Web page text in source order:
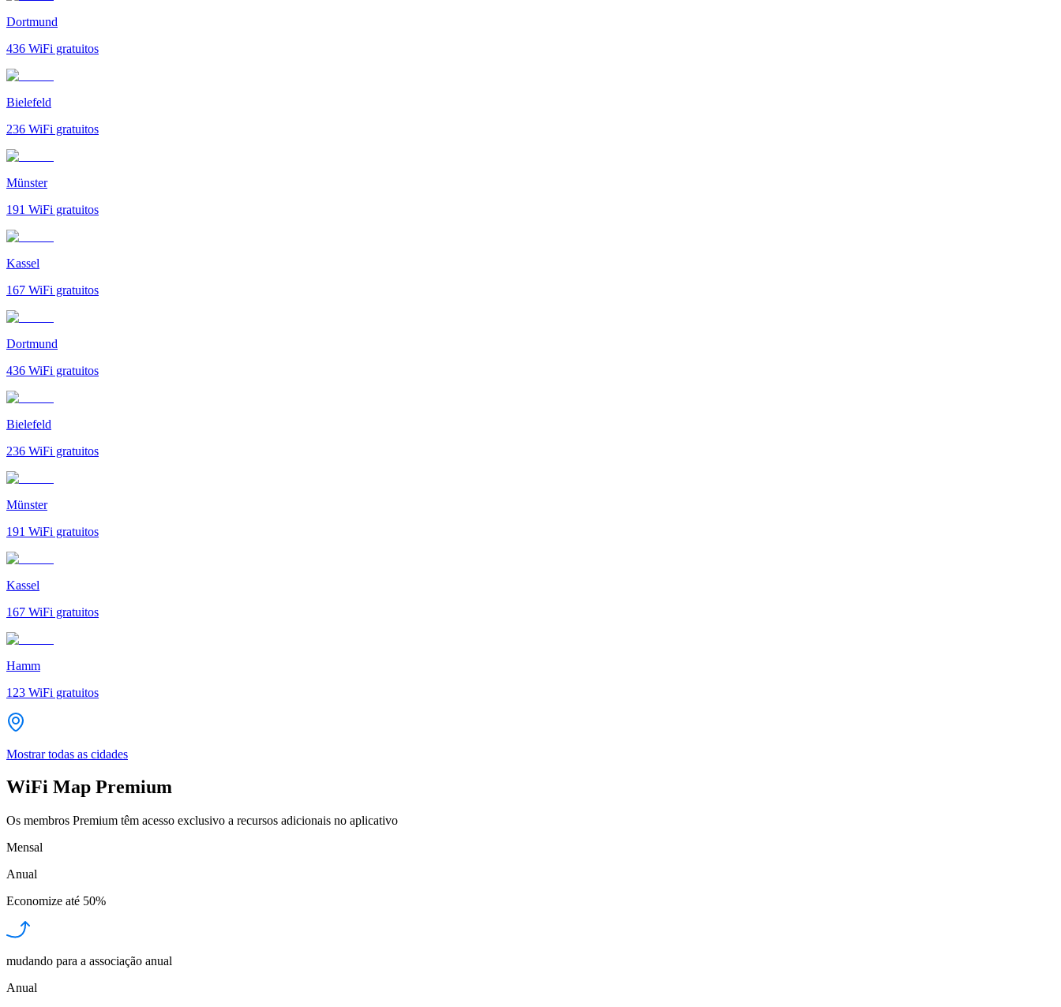
Dortmund
436 WiFi gratuitos
Bielefeld
236 WiFi gratuitos
Münster
191 WiFi gratuitos
Kassel
167 WiFi gratuitos
Dortmund
436 WiFi gratuitos
Bielefeld
236 WiFi gratuitos
Münster
191 WiFi gratuitos
Kassel
167 WiFi gratuitos
Hamm
123 WiFi gratuitos
Mostrar todas as cidades
WiFi Map Premium
Os membros Premium têm acesso exclusivo a recursos adicionais no aplicativo
Mensal
Anual
Economize até 50%
mudando para a associação anual
Anual